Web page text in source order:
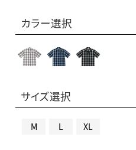
カラー選択
サイズ選択
M L XL